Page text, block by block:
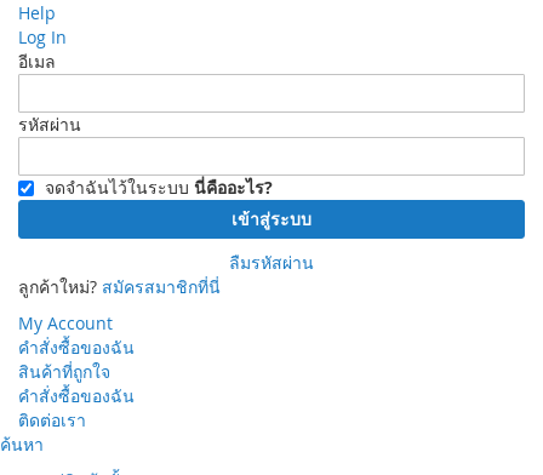
Help
Log In
อีเมล
รหัสผ่าน
จดจำฉันไว้ในระบบ นี่คืออะไร?
เข้าสู่ระบบ
ลืมรหัสผ่าน
ลูกค้าใหม่? สมัครสมาชิกที่นี่
My Account
คำสั่งซื้อของฉัน
สินค้าที่ถูกใจ
คำสั่งซื้อของฉัน
ติดต่อเรา
ข้าม
ค้นหา